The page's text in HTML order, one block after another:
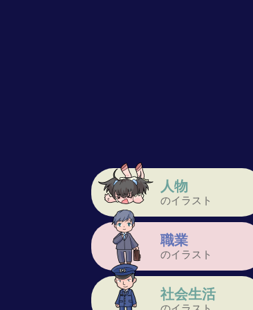
人物
のイラスト
職業
のイラスト
社会生活